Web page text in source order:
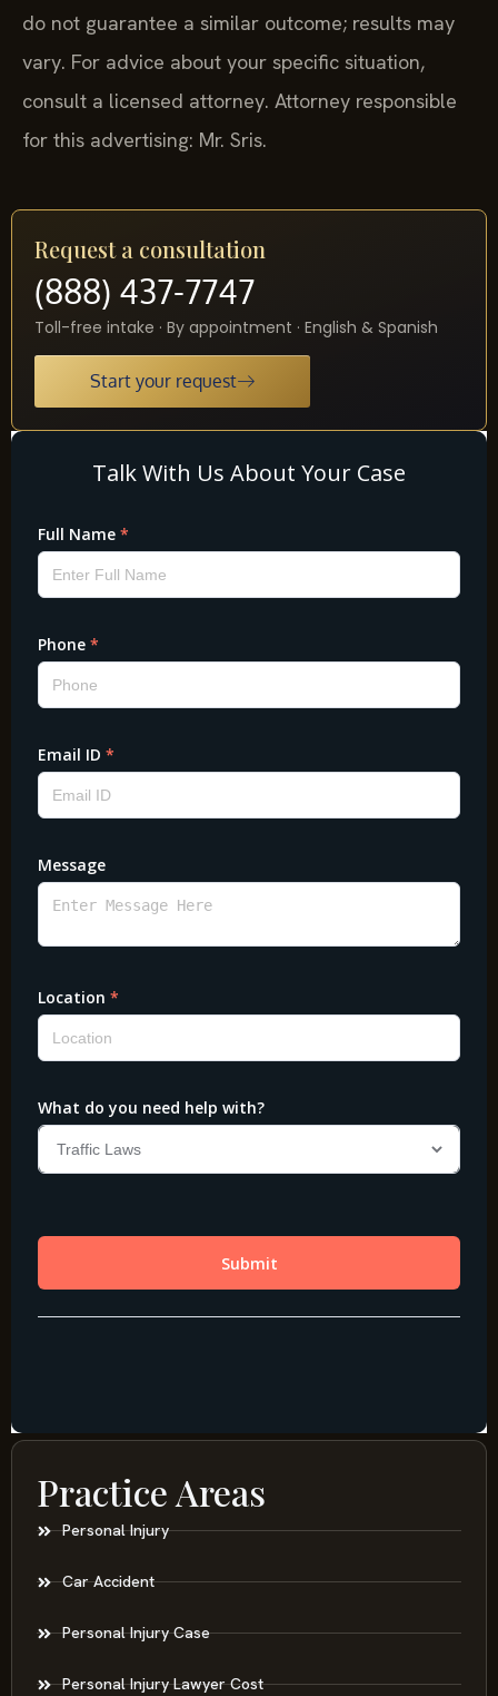
do not guarantee a similar outcome; results may
vary. For advice about your specific situation,
consult a licensed attorney. Attorney responsible
for this advertising: Mr. Sris.
Request a consultation
(888) 437-7747
Toll-free intake · By appointment · English & Spanish
Start your request
Practice Areas
Personal Injury
Car Accident
Personal Injury Case
Personal Injury Lawyer Cost